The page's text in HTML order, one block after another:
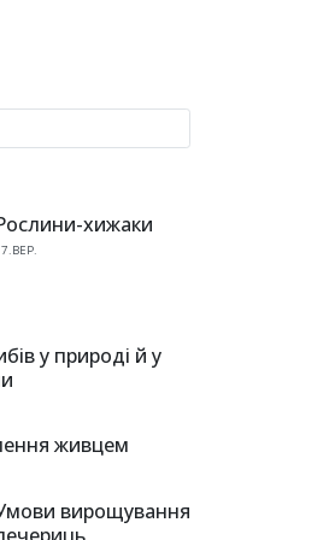
хижаки
у природі й у
живцем
вирощування